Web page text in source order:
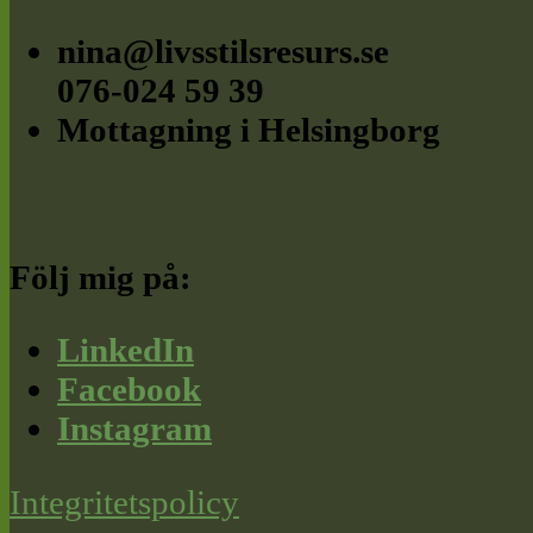
nina@livsstilsresurs.se
076-024 59 39
Mottagning i Helsingborg
Följ mig på:
LinkedIn
Facebook
Instagram
Integritetspolicy